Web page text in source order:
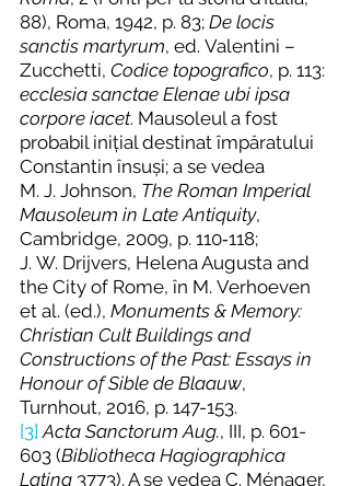
88), Roma, 1942, p. 83; De locis
sanctis martyrum, ed. Valentini –
Zucchetti, Codice topografico, p. 113:
ecclesia sanctae Elenae ubi ipsa
corpore iacet. Mausoleul a fost
probabil inițial destinat împăratului
Constantin însuși; a se vedea
M. J. Johnson, The Roman Imperial
Mausoleum in Late Antiquity,
Cambridge, 2009, p. 110‑118;
J. W. Drijvers, Helena Augusta and
the City of Rome, în M. Verhoeven
et al. (ed.), Monuments & Memory:
Christian Cult Buildings and
Constructions of the Past: Essays in
Honour of Sible de Blaauw,
Turnhout, 2016, p. 147-153.
[3] Acta Sanctorum Aug., III, p. 601-
603 (Bibliotheca Hagiographica
Latina 3773). A se vedea C. Ménager,